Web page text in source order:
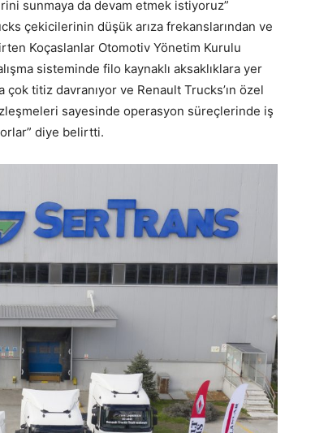
sunmaya da devam etmek istiyoruz”
çekicilerinin düşük arıza frekanslarından ve
Koçaslanlar Otomotiv Yönetim Kurulu
sisteminde filo kaynaklı aksaklıklara yer
titiz davranıyor ve Renault Trucks’ın özel
sayesinde operasyon süreçlerinde iş
diye belirtti.